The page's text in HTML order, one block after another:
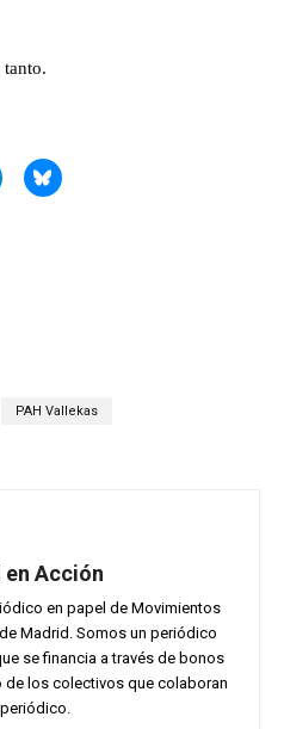
PAH Vallekas
Acción
en papel de Movimientos
Madrid. Somos un periódico
se financia a través de bonos
los colectivos que colaboran